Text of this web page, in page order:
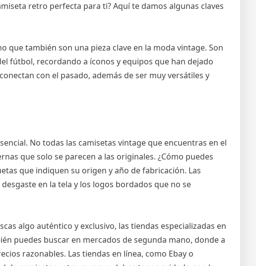
retro perfecta para ti? Aquí te damos algunas claves
también son una pieza clave en la moda vintage. Son
fútbol, recordando a íconos y equipos que han dejado
con el pasado, además de ser muy versátiles y
No todas las camisetas vintage que encuentras en el
que solo se parecen a las originales. ¿Cómo puedes
que indiquen su origen y año de fabricación. Las
en la tela y los logos bordados que no se
algo auténtico y exclusivo, las tiendas especializadas en
puedes buscar en mercados de segunda mano, donde a
razonables. Las tiendas en línea, como Ebay o